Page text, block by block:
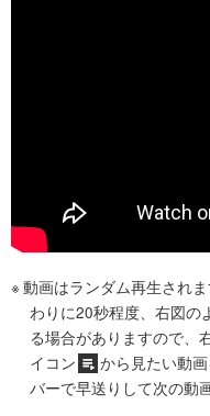
動画はランダム再生され
わりに20秒程度、右図の
る場合がありますので、
イコン
から見たい動
バーで早送りして次の動